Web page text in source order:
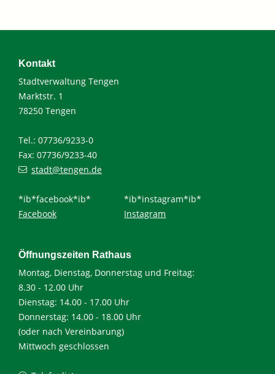
Kontakt
Stadtverwaltung Tengen
Marktstr. 1
78250 Tengen
Tel.: 07736/9233-0
Fax: 07736/9233-40
stadt@tengen.de
*ib*facebook*ib*
Facebook
*ib*instagram*ib*
Instagram
Öffnungszeiten Rathaus
Montag, Dienstag, Donnerstag und Freitag:
8.30 - 12.00 Uhr
Dienstag: 14.00 - 17.00 Uhr
Donnerstag: 14.00 - 18.00 Uhr
(oder nach Vereinbarung)
Mittwoch geschlossen